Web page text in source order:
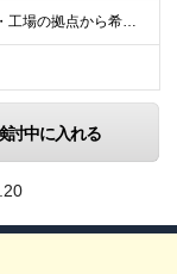
全国にある自動車メーカー・工場の拠点から希望を考慮して決定します。 ★転居を伴う転勤はありません。 ★U・Iターン、遠方からのご応募も歓迎！引越など赴任に伴う費用、家賃は全額負担します（会社規定によ
討中に入れる